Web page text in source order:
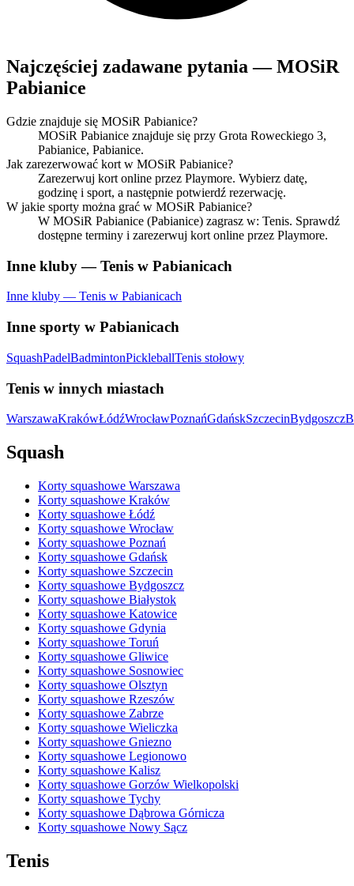
Najczęściej zadawane pytania — MOSiR
Pabianice
Gdzie znajduje się MOSiR Pabianice?
MOSiR Pabianice znajduje się przy Grota Roweckiego 3,
Pabianice, Pabianice.
Jak zarezerwować kort w MOSiR Pabianice?
Zarezerwuj kort online przez Playmore. Wybierz datę,
godzinę i sport, a następnie potwierdź rezerwację.
W jakie sporty można grać w MOSiR Pabianice?
W MOSiR Pabianice (Pabianice) zagrasz w: Tenis. Sprawdź
dostępne terminy i zarezerwuj kort online przez Playmore.
Inne kluby — Tenis w Pabianicach
Inne kluby — Tenis w Pabianicach
Inne sporty w Pabianicach
SquashPadelBadmintonPickleballTenis stołowy
Tenis w innych miastach
WarszawaKrakówŁódźWrocławPoznańGdańskSzczecinBydgoszcz
Squash
Korty squashowe Warszawa
Korty squashowe Kraków
Korty squashowe Łódź
Korty squashowe Wrocław
Korty squashowe Poznań
Korty squashowe Gdańsk
Korty squashowe Szczecin
Korty squashowe Bydgoszcz
Korty squashowe Białystok
Korty squashowe Katowice
Korty squashowe Gdynia
Korty squashowe Toruń
Korty squashowe Gliwice
Korty squashowe Sosnowiec
Korty squashowe Olsztyn
Korty squashowe Rzeszów
Korty squashowe Zabrze
Korty squashowe Wieliczka
Korty squashowe Gniezno
Korty squashowe Legionowo
Korty squashowe Kalisz
Korty squashowe Gorzów Wielkopolski
Korty squashowe Tychy
Korty squashowe Dąbrowa Górnicza
Korty squashowe Nowy Sącz
Tenis